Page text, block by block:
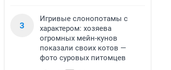
3
Игривые слонопотамы с
характером: хозяева
огромных мейн-кунов
показали своих котов —
фото суровых питомцев